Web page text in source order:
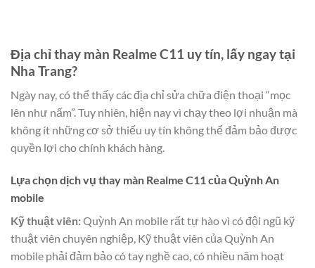
Địa chỉ thay màn Realme C11 uy tín, lấy ngay tại
Nha Trang?
Ngày nay, có thể thấy các địa chỉ sửa chữa điện thoại “mọc
lên như nấm”. Tuy nhiên, hiện nay vì chạy theo lợi nhuận mà
không ít những cơ sở thiếu uy tín không thể đảm bảo được
quyền lợi cho chính khách hàng.
Lựa chọn dịch vụ thay màn Realme C11 của Quỳnh An
mobile
Kỹ thuật viên:Quỳnh An mobile rất tự hào vì có đội ngũ kỹ
thuật viên chuyên nghiệp, Kỹ thuật viên của Quỳnh An
mobile phải đảm bảo có tay nghề cao, có nhiều năm hoạt